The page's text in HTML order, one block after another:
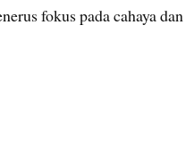
fokus pada cahaya dan